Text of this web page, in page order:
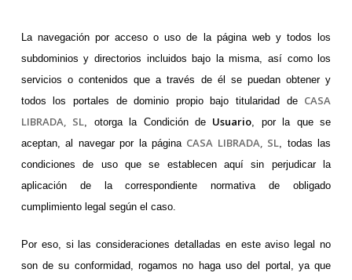
La navegación por acceso o uso de la página web y todos los
subdominios y directorios incluidos bajo la misma, así como los
servicios o contenidos que a través de él se puedan obtener y
todos los portales de dominio propio bajo titularidad de CASA
LIBRADA, SL, otorga la Condición de Usuario, por la que se
aceptan, al navegar por la página CASA LIBRADA, SL, todas las
condiciones de uso que se establecen aquí sin perjudicar la
aplicación de la correspondiente normativa de obligado
cumplimiento legal según el caso.
Por eso, si las consideraciones detalladas en este aviso legal no
son de su conformidad, rogamos no haga uso del portal, ya que